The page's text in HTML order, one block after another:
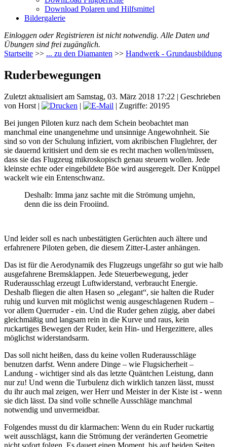
Download Polaren und Hilfsmittel
Bildergalerie
Einloggen oder Registrieren ist nicht notwendig. Alle Daten und
Übungen sind frei zugänglich.
Startseite >> ... zu den Diamanten >> Handwerk - Grundausbildung
Ruderbewegungen
Zuletzt aktualisiert am Samstag, 03. März 2018 17:22 | Geschrieben
von Horst | |
| Zugriffe: 20195
Bei jungen Piloten kurz nach dem Schein beobachtet man
manchmal eine unangenehme und unsinnige Angewohnheit. Sie
sind so von der Schulung infiziert, vom akribischen Fluglehrer, der
sie dauernd kritisiert und dem sie es recht machen wollen/müssen,
dass sie das Flugzeug mikroskopisch genau steuern wollen. Jede
kleinste echte oder eingebildete Böe wird ausgeregelt. Der Knüppel
wackelt wie ein Entenschwanz.
Deshalb: Imma janz sachte mit die Strömung umjehn,
denn die iss dein Frooiind.
Und leider soll es nach unbestätigten Gerüchten auch ältere und
erfahrenere Piloten geben, die diesem Zitter-Laster anhängen.
Das ist für die Aerodynamik des Flugzeugs ungefähr so gut wie halb
ausgefahrene Bremsklappen. Jede Steuerbewegung, jeder
Ruderausschlag erzeugt Luftwiderstand, verbraucht Energie.
Deshalb fliegen die alten Hasen so „elegant“, sie halten die Ruder
ruhig und kurven mit möglichst wenig ausgeschlagenen Rudern –
vor allem Querruder ‑ ein. Und die Ruder gehen zügig, aber dabei
gleichmäßig und langsam rein in die Kurve und raus, kein
ruckartiges Bewegen der Ruder, kein Hin- und Hergezittere, alles
möglichst widerstandsarm.
Das soll nicht heißen, dass du keine vollen Ruderausschläge
benutzen darfst. Wenn andere Dinge – wie Flugsicherheit –
Landung - wichtiger sind als das letzte Quäntchen Leistung, dann
nur zu! Und wenn die Turbulenz dich wirklich tanzen lässt, musst
du ihr auch mal zeigen, wer Herr und Meister in der Kiste ist - wenn
sie dich lässt. Da sind volle schnelle Ausschläge manchmal
notwendig und unvermeidbar.
Folgendes musst du dir klarmachen: Wenn du ein Ruder ruckartig
weit ausschlägst, kann die Strömung der veränderten Geometrie
nicht sofort folgen. Es dauert einen Moment, bis auf beiden Seiten